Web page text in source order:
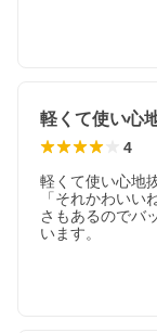
4
軽くて使い心地
「それかわいい
さもあるのでバ
います。